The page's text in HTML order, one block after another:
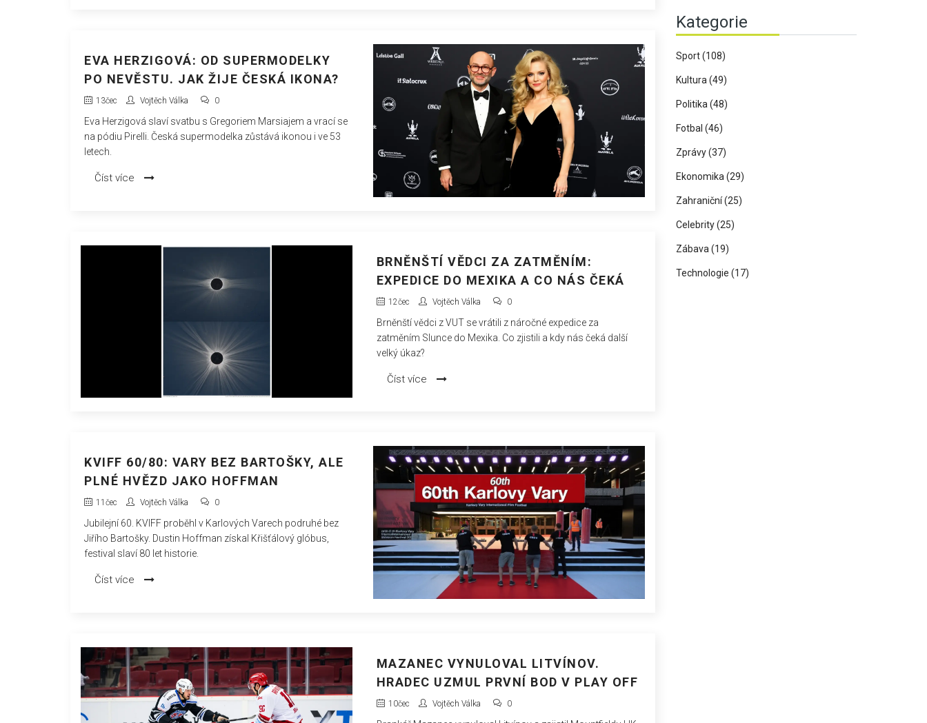
EVA HERZIGOVÁ: OD SUPERMODELKY
PO NEVĚSTU. JAK ŽIJE ČESKÁ IKONA?
13čec Vojtěch Válka 0
Eva Herzigová slaví svatbu s Gregoriem Marsiajem a vrací se
na pódiu Pirelli. Česká supermodelka zůstává ikonou i ve 53
letech.
Číst více
BRNĚNŠTÍ VĚDCI ZA ZATMĚNÍM:
EXPEDICE DO MEXIKA A CO NÁS ČEKÁ
12čec Vojtěch Válka 0
Brněnští vědci z VUT se vrátili z náročné expedice za
zatměním Slunce do Mexika. Co zjistili a kdy nás čeká další
velký úkaz?
Číst více
KVIFF 60/80: VARY BEZ BARTOŠKY, ALE
PLNÉ HVĚZD JAKO HOFFMAN
11 čec Vojtěch Válka 0
Jubilejní 60. KVIFF proběhl v Karlových Varech podruhé bez
Jiřího Bartošky. Dustin Hoffman získal Křišťálový glóbus,
festival slaví 80 let historie.
Číst více
MAZANEC VYNULOVAL LITVÍNOV.
HRADEC UZMUL PRVNÍ BOD V PLAY OFF
10čec Vojtěch Válka 0
Kategorie
Sport(108)
Kultura (49)
Politika (48)
Fotbal (46)
Zprávy(37)
Ekonomika (29)
Zahraniční(25)
Celebrity(25)
Zábava (19)
Technologie (17)